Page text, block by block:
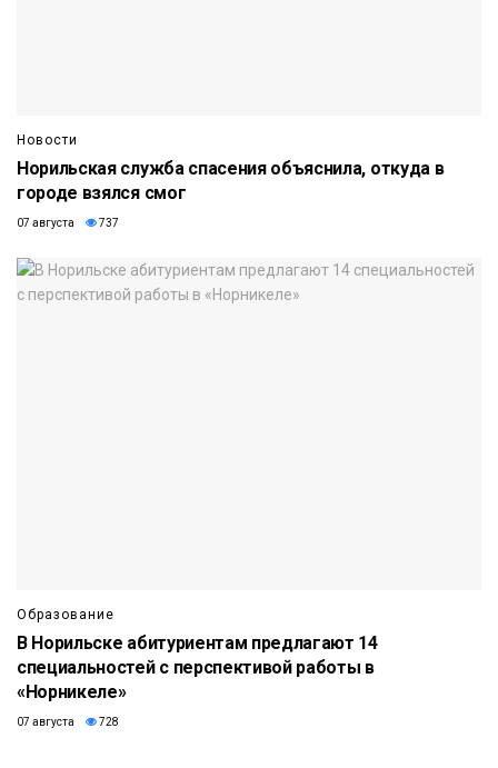
Новости
Норильская служба спасения объяснила, откуда в
городе взялся смог
07 августа 737
Образование
В Норильске абитуриентам предлагают 14
специальностей с перспективой работы в
«Норникеле»
07 августа 728